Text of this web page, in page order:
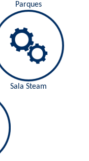
Parques
Sala Steam